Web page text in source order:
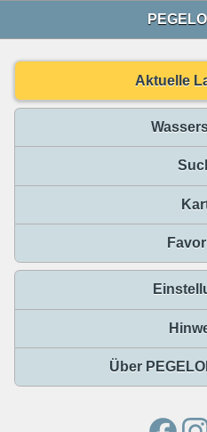
Aktuelle
Über